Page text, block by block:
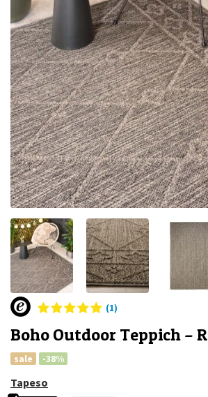
(1)
Boho Outdoor Teppich –
sale -38%
Tapeso